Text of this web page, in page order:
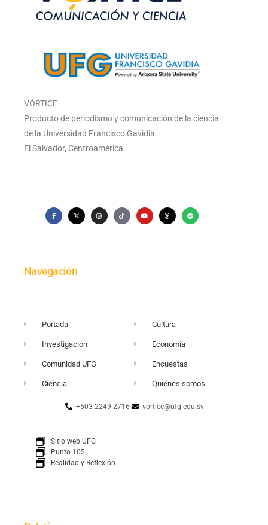
VÓRTICE
Producto de periodismo y comunicación de la ciencia
de la Universidad Francisco Gavidia.
El Salvador, Centroamérica.
Navegación
Portada
Investigación
Comunidad UFG
Ciencia
Cultura
Economía
Encuestas
Quiénes somos
+503 2249-2716 vortice@ufg.edu.sv
Sitio web UFG
Punto 105
Realidad y Reflexión